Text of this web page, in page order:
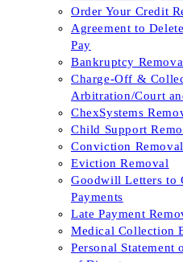
Order Your Credit
Agreement to
Pay
Bankruptcy
Charge-Off &
Arbitration/Court
ChexSystems
Child Support
Conviction Removal
Eviction Removal
Goodwill Letters to
Payments
Late Payment
Medical Collection
Personal Statement